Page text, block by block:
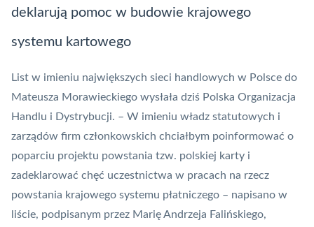
deklarują pomoc w budowie krajowego
systemu kartowego
List w imieniu największych sieci handlowych w Polsce do
Mateusza Morawieckiego wysłała dziś Polska Organizacja
Handlu i Dystrybucji. – W imieniu władz statutowych i
zarządów firm członkowskich chciałbym poinformować o
poparciu projektu powstania tzw. polskiej karty i
zadeklarować chęć uczestnictwa w pracach na rzecz
powstania krajowego systemu płatniczego – napisano w
liście, podpisanym przez Marię Andrzeja Falińskiego,